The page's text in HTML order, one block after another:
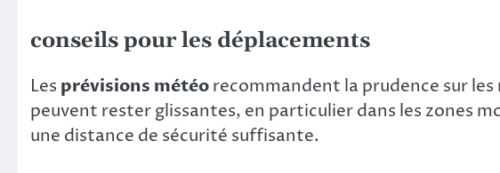
conseils pour les déplacements
Les prévisions météorecommandent la prudence sur les
peuvent rester glissantes, en particulier dans les zones
une distance de sécurité suffisante.